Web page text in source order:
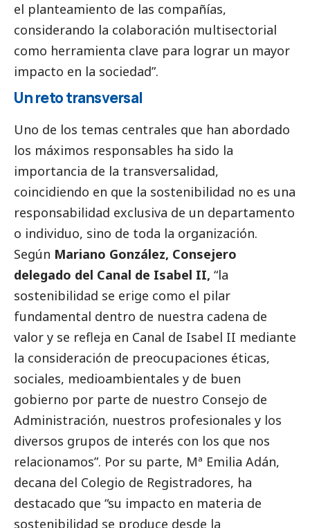
el planteamiento de las compañías,
considerando la colaboración multisectorial
como herramienta clave para lograr un mayor
impacto en la sociedad”.
Un reto transversal
Uno de los temas centrales que han abordado
los máximos responsables ha sido la
importancia de la transversalidad,
coincidiendo en que la sostenibilidad no es una
responsabilidad exclusiva de un departamento
o individuo, sino de toda la organización.
Según Mariano González, Consejero
delegado del Canal de Isabel II, “la
sostenibilidad se erige como el pilar
fundamental dentro de nuestra cadena de
valor y se refleja en Canal de Isabel II mediante
la consideración de preocupaciones éticas,
sociales, medioambientales y de buen
gobierno por parte de nuestro Consejo de
Administración, nuestros profesionales y los
diversos grupos de interés con los que nos
relacionamos”. Por su parte, Mª Emilia Adán,
decana del Colegio de Registradores, ha
destacado que “su impacto en materia de
sostenibilidad se produce desde la